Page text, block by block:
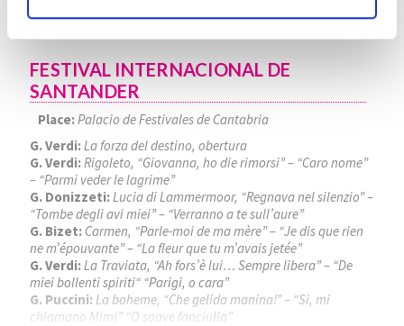
FESTIVAL INTERNACIONAL DE
SANTANDER
Place: Palacio de Festivales de Cantabria
G. Verdi:La forza del destino, obertura
G. Verdi:Rigoleto, “Giovanna, ho die rimorsi” – “Caro nome”
– “Parmi veder le lagrime”
G. Donizzeti:Lucia di Lammermoor, “Regnava nel silenzio” –
“Tombe degli avi miei” – “Verranno a te sull’aure”
G. Bizet: Carmen, “Parle-moi de ma mère” – “Je dis que rien
ne m’épouvante” – “La fleur que tu m’avais jetée”
G. Verdi:La Traviata, “Ah fors’è lui… Sempre libera” – “De
miei bollenti spiriti“ “Parigi, o cara”
G. Puccini: La boheme, “Che gelida manina!” – “Si, mi
chiamano Mimi” “O soave fanciulla”